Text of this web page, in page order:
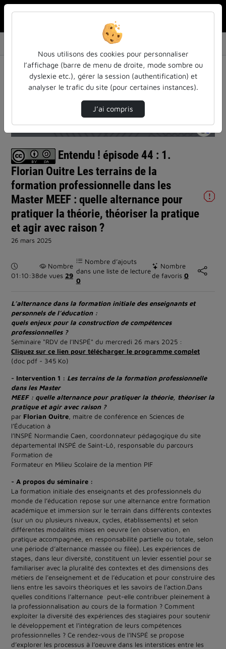
Entendu ! épisode 44 : 1. Florian Ouitre Les…
0.00%
dans
écran
Entendu ! épisode 44 : 1.
Florian Ouitre Les terrains de la
formation professionnelle dans les
Master MEEF : quelle alternance pour
pratiquer la théorie, théoriser la pratique
et agir avec raison ?
26 mars 2025
Durée :
01:10:38
Nombre
de vues 29
Nombre d’ajouts
dans une liste de lecture
0
Nombre
de favoris 0
L’alternance dans la formation initiale des enseignants et
personnels de l’éducation :
quels enjeux pour la construction de compétences
professionnelles ?
Séminaire "RDV de l'INSPÉ" du mercredi 26 mars 2025 :
Cliquez sur ce lien pour télécharger le programme complet
(doc pdf - 345 Ko)
- Intervention 1 : Les terrains de la formation professionnelle
dans les Master
MEEF : quelle alternance pour pratiquer la théorie, théoriser la
pratique et agir avec raison ?
par Florian Ouitre , maitre de conférence en Sciences de
l’Éducation à
l’INSPÉ Normandie Caen, coordonnateur pédagogique du site
départemental INSPÉ de Saint-Lô, responsable du parcours
Formation de
Formateur en Milieu Scolaire de la mention PIF
- A propos du séminaire :
La formation initiale des enseignants et des professionnels du
monde de l’éducation repose sur une alternance entre formation
académique et immersion sur le terrain dans différents contextes
(sur un ou plusieurs niveaux, cycles, établissements) et selon
différentes modalités mises en oeuvre (en observation, en
pratique accompagnée, en responsabilité partielle ou totale, selon
une période d’alternance massée ou filée). Les expériences de
stages, dans leur diversité, constituent un levier essentiel pour se
familiariser avec la pluralité des contextes et des dimensions des
métiers de l’enseignement et de l’éducation et pour construire des
liens entre les savoirs théoriques et les savoirs de l’action.Dans
quelles conditions l’alternance peut-elle contribuer pleinement à
la professionnalisation au cours de la formation ? Comment
exploiter la diversité des expériences des stagiaires pour soutenir
le développement et l’intégration de leurs compétences
professionnelles ? Ce rendez-vous de l’INSPÉ se propose
d’explorer les processus à l’oeuvre dans les interstices entre les
Nous utilisons des cookies pour personnaliser
l’affichage (barre de menu de droite, mode sombre ou
dyslexie etc.), gérer la session (authentification) et
analyser le trafic du site (pour certaines instances).
J’ai compris